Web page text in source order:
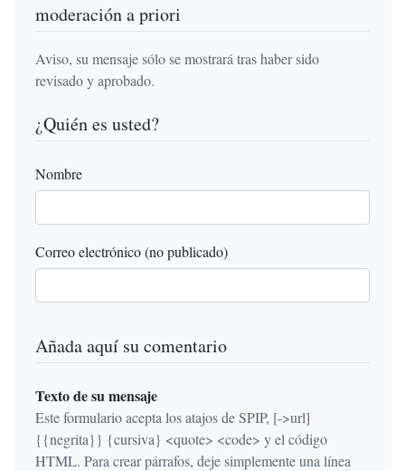
moderación a priori
Aviso, su mensaje sólo se mostrará tras haber sido
revisado y aprobado.
¿Quién es usted?
Nombre
Correo electrónico (no publicado)
Añada aquí su comentario
Texto de su mensaje
Este formulario acepta los atajos de SPIP, [->url]
{{negrita}} {cursiva} <quote> <code> y el código
HTML. Para crear párrafos, deje simplemente una línea